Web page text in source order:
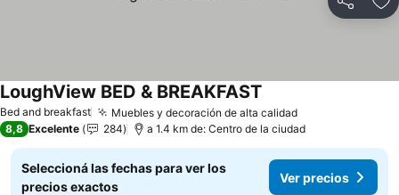
Compartir
Bed and breakfast Muebles y decoración de alta calidad
LoughView BED & BREAKFAST
8,8 Excelente 284 a 1.4 km de: Centro de la ciudad
Seleccioná las fechas para ver los
precios exactos
Ver precios